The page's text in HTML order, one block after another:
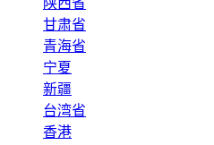
陕西省
甘肃省
青海省
宁夏
新疆
台湾省
香港